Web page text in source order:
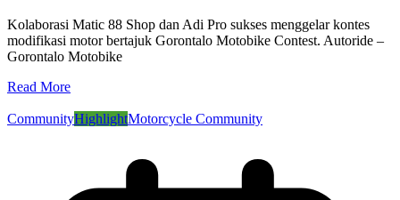
Kolaborasi Matic 88 Shop dan Adi Pro sukses menggelar kontes
modifikasi motor bertajuk Gorontalo Motobike Contest. Autoride –
Gorontalo Motobike
Read More
CommunityHighlightMotorcycle Community